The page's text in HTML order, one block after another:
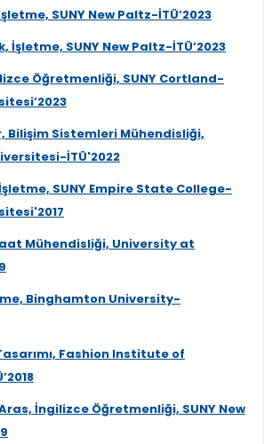
SUNY New Paltz-İTÜ’2023
İşletme, SUNY New Paltz-İTÜ’2023
Öğretmenliği, SUNY Cortland-
Bilişim Sistemleri Mühendisliği,
İTÜ'2022
SUNY Empire State College-
Mühendisliği, University at
Binghamton University-
Fashion Institute of
İngilizce Öğretmenliği, SUNY New